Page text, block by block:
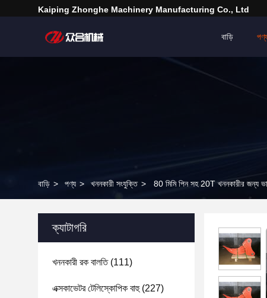
Kaiping Zhonghe Machinery Manufacturing Co., Ltd
বাড়ি
বাড়ি > পণ্য > খননকারী সংযুক্তি > 80 মিমি পিন সহ 20T খননকারীর জন্য
ক্যাটাগরি
খননকারী রক বালতি(111)
এক্সকাভেটর টেলিস্কোপিক বাহু(227)